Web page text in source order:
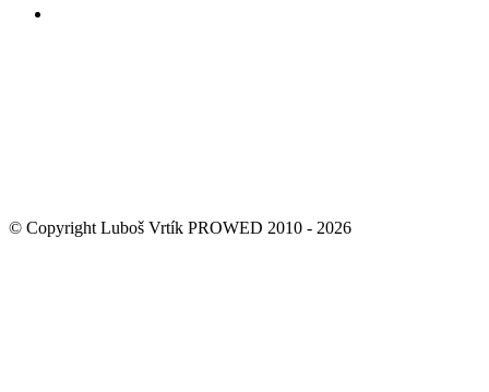
© Copyright Luboš Vrtík PROWED 2010 - 2026